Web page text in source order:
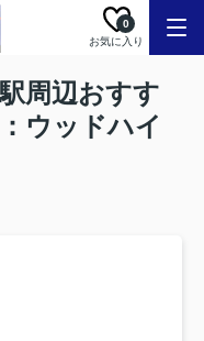
お気に入り
0
周辺おすす
ウッドハイ